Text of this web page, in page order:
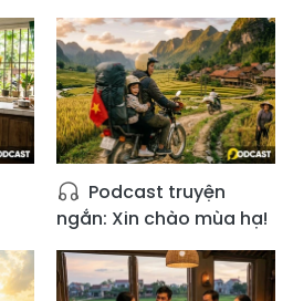
Podcast truyện
ngắn: Xin chào mùa hạ!